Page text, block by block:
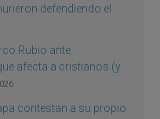
defendiendo el
Rubio ante
afecta a cristianos (y
contestan a su propio